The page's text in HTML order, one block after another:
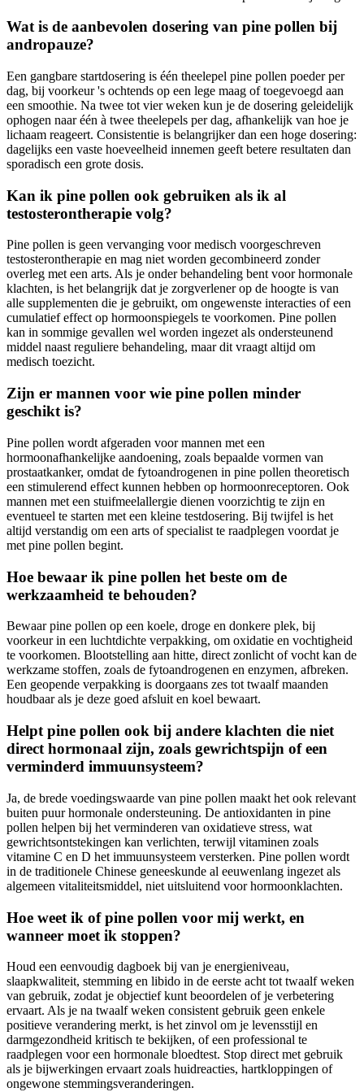
Wat is de aanbevolen dosering van pine pollen bij
andropauze?
Een gangbare startdosering is één theelepel pine pollen poeder per
dag, bij voorkeur 's ochtends op een lege maag of toegevoegd aan
een smoothie. Na twee tot vier weken kun je de dosering geleidelijk
ophogen naar één à twee theelepels per dag, afhankelijk van hoe je
lichaam reageert. Consistentie is belangrijker dan een hoge dosering:
dagelijks een vaste hoeveelheid innemen geeft betere resultaten dan
sporadisch een grote dosis.
Kan ik pine pollen ook gebruiken als ik al
testosterontherapie volg?
Pine pollen is geen vervanging voor medisch voorgeschreven
testosterontherapie en mag niet worden gecombineerd zonder
overleg met een arts. Als je onder behandeling bent voor hormonale
klachten, is het belangrijk dat je zorgverlener op de hoogte is van
alle supplementen die je gebruikt, om ongewenste interacties of een
cumulatief effect op hormoonspiegels te voorkomen. Pine pollen
kan in sommige gevallen wel worden ingezet als ondersteunend
middel naast reguliere behandeling, maar dit vraagt altijd om
medisch toezicht.
Zijn er mannen voor wie pine pollen minder
geschikt is?
Pine pollen wordt afgeraden voor mannen met een
hormoonafhankelijke aandoening, zoals bepaalde vormen van
prostaatkanker, omdat de fytoandrogenen in pine pollen theoretisch
een stimulerend effect kunnen hebben op hormoonreceptoren. Ook
mannen met een stuifmeelallergie dienen voorzichtig te zijn en
eventueel te starten met een kleine testdosering. Bij twijfel is het
altijd verstandig om een arts of specialist te raadplegen voordat je
met pine pollen begint.
Hoe bewaar ik pine pollen het beste om de
werkzaamheid te behouden?
Bewaar pine pollen op een koele, droge en donkere plek, bij
voorkeur in een luchtdichte verpakking, om oxidatie en vochtigheid
te voorkomen. Blootstelling aan hitte, direct zonlicht of vocht kan de
werkzame stoffen, zoals de fytoandrogenen en enzymen, afbreken.
Een geopende verpakking is doorgaans zes tot twaalf maanden
houdbaar als je deze goed afsluit en koel bewaart.
Helpt pine pollen ook bij andere klachten die niet
direct hormonaal zijn, zoals gewrichtspijn of een
verminderd immuunsysteem?
Ja, de brede voedingswaarde van pine pollen maakt het ook relevant
buiten puur hormonale ondersteuning. De antioxidanten in pine
pollen helpen bij het verminderen van oxidatieve stress, wat
gewrichtsontstekingen kan verlichten, terwijl vitaminen zoals
vitamine C en D het immuunsysteem versterken. Pine pollen wordt
in de traditionele Chinese geneeskunde al eeuwenlang ingezet als
algemeen vitaliteitsmiddel, niet uitsluitend voor hormoonklachten.
Hoe weet ik of pine pollen voor mij werkt, en
wanneer moet ik stoppen?
Houd een eenvoudig dagboek bij van je energieniveau,
slaapkwaliteit, stemming en libido in de eerste acht tot twaalf weken
van gebruik, zodat je objectief kunt beoordelen of je verbetering
ervaart. Als je na twaalf weken consistent gebruik geen enkele
positieve verandering merkt, is het zinvol om je levensstijl en
darmgezondheid kritisch te bekijken, of een professional te
raadplegen voor een hormonale bloedtest. Stop direct met gebruik
als je bijwerkingen ervaart zoals huidreacties, hartkloppingen of
ongewone stemmingsveranderingen.